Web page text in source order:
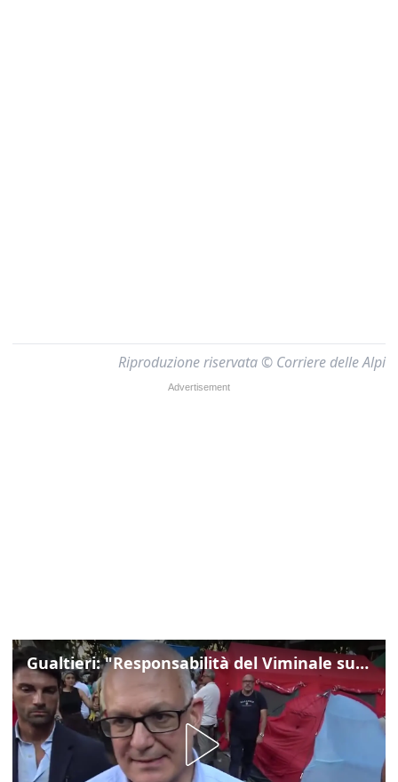
Riproduzione riservata © Corriere delle Alpi
Gualtieri: "Responsabilità del Viminale su Spin Time? La posizione dei partiti è nota"